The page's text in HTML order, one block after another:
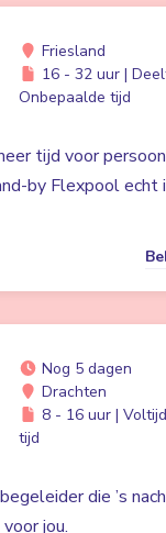
Friesland
16 - 32 uur |
Onbepaalde tijd
tijd voor
by Flexpool echt
Nog 5 dagen
Drachten
8 - 16 uur |
tijd
die ’s
jou.